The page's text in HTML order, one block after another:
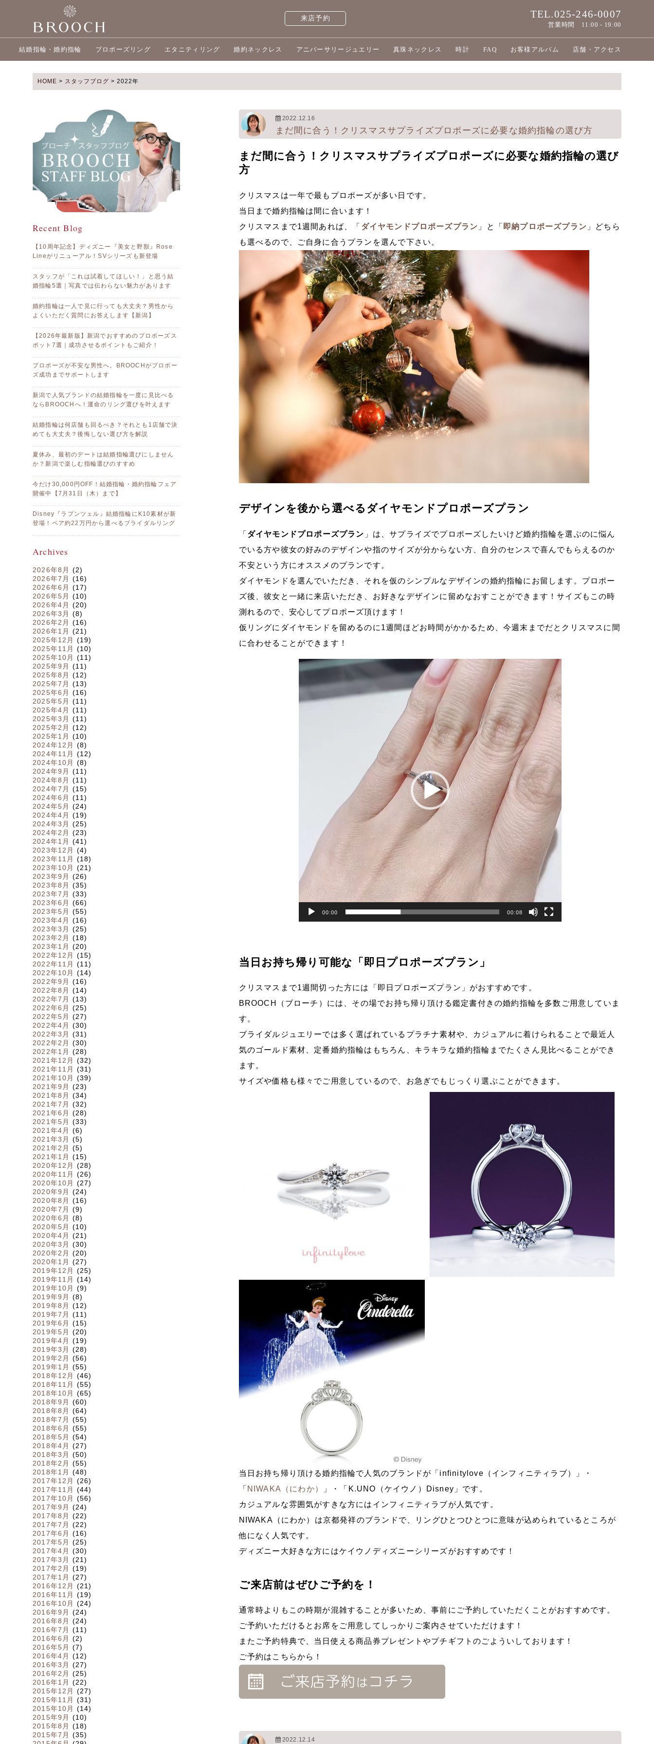
来店予約 TEL.025-246-0007
営業時間 11:00 - 19:00
結婚指輪・婚約指輪 プロポーズリング エタニティリング 婚約ネックレス アニバーサリージュエリー 真珠ネックレス 時計 FAQ お客様アルバム 店舗・アクセス
HOME > スタッフブログ > 2022年
Recent Blog
【10周年記念】ディズニー『美女と野獣』Rose
Lineがリニューアル！SVシリーズも新登場
スタッフが「これは試着してほしい！」と思う結
婚指輪5選｜写真では伝わらない魅力があります
婚約指輪は一人で見に行っても大丈夫？男性から
よくいただく質問にお答えします【新潟】
【2026年最新版】新潟でおすすめのプロポーズス
ポット7選｜成功させるポイントもご紹介！
プロポーズが不安な男性へ。BROOCHがプロポー
ズ成功までサポートします
新潟で人気ブランドの結婚指輪を一度に見比べる
ならBROOCHへ！運命のリング選びを叶えます
結婚指輪は何店舗も回るべき？それとも1店舗で決
めても大丈夫？後悔しない選び方を解説
夏休み、最初のデートは結婚指輪選びにしません
か？新潟で楽しむ指輪選びのすすめ
今だけ30,000円OFF！結婚指輪・婚約指輪フェア
開催中【7月31日（木）まで】
Disney『ラプンツェル』結婚指輪にK10素材が新
登場！ペア約22万円から選べるブライダルリング
Archives
2026年8月
(2)
2026年7月
(16)
2026年6月
(17)
2026年5月
(10)
2026年4月
(20)
2026年3月
(8)
2026年2月
(16)
2026年1月
(21)
2025年12月
(19)
2025年11月
(10)
2025年10月
(11)
2025年9月
(11)
2025年8月
(12)
2025年7月
(13)
2025年6月
(16)
2025年5月
(11)
2025年4月
(11)
2025年3月
(11)
2025年2月
(12)
2025年1月
(10)
2024年12月
(8)
2024年11月
(12)
2024年10月
(8)
2024年9月
(11)
2024年8月
(11)
2024年7月
(15)
2024年6月
(11)
2024年5月
(24)
2024年4月
(19)
2024年3月
(25)
2024年2月
(23)
2024年1月
(41)
2023年12月
(4)
2023年11月
(18)
2023年10月
(21)
2023年9月
(26)
2023年8月
(35)
2023年7月
(33)
2023年6月
(66)
2023年5月
(55)
2023年4月
(16)
2023年3月
(25)
2023年2月
(18)
2023年1月
(20)
2022年12月
(15)
2022年11月
(11)
2022年10月
(14)
2022年9月
(16)
2022年8月
(14)
2022年7月
(13)
2022年6月
(25)
2022年5月
(27)
2022年4月
(30)
2022年3月
(31)
2022年2月
(30)
2022年1月
(28)
2021年12月
(32)
2021年11月
(31)
2021年10月
(39)
2021年9月
(23)
2021年8月
(34)
2021年7月
(32)
2021年6月
(28)
2021年5月
(33)
2021年4月
(6)
2021年3月
(5)
2021年2月
(5)
2021年1月
(15)
2020年12月
(28)
2020年11月
(26)
2020年10月
(27)
2020年9月
(24)
2020年8月
(16)
2020年7月
(9)
2020年6月
(8)
2020年5月
(10)
2020年4月
(21)
2020年3月
(30)
2020年2月
(20)
2020年1月
(27)
2019年12月
(25)
2019年11月
(14)
2019年10月
(9)
2019年9月
(8)
2019年8月
(12)
2019年7月
(11)
2019年6月
(15)
2019年5月
(20)
2019年4月
(19)
2019年3月
(28)
2019年2月
(56)
2019年1月
(55)
2018年12月
(46)
2018年11月
(55)
2018年10月
(65)
2018年9月
(60)
2018年8月
(64)
2018年7月
(55)
2018年6月
(55)
2018年5月
(54)
2018年4月
(27)
2018年3月
(50)
2018年2月
(55)
2018年1月
(48)
2017年12月
(26)
2017年11月
(44)
2017年10月
(56)
2017年9月
(24)
2017年8月
(22)
2017年7月
(22)
2017年6月
(16)
2017年5月
(25)
2017年4月
(30)
2017年3月
(21)
2017年2月
(19)
2017年1月
(27)
2016年12月
(21)
2016年11月
(19)
2016年10月
(24)
2016年9月
(24)
2016年8月
(24)
2016年7月
(11)
2016年6月
(2)
2016年5月
(7)
2016年4月
(12)
2016年3月
(27)
2016年2月
(25)
2016年1月
(22)
2015年12月
(27)
2015年11月
(31)
2015年10月
(14)
2015年9月
(10)
2015年8月
(18)
2015年7月
(35)
2022.12.16
まだ間に合う！クリスマスサプライズプロポーズに必要な婚約指輪の選び方
まだ間に合う！クリスマスサプライズプロポーズに必要な婚約指輪の選び
方
クリスマスは一年で最もプロポーズが多い日です。
当日まで婚約指輪は間に合います！
クリスマスまで1週間あれば、「 ダイヤモンドプロポーズプラン 」と「 即納プロポーズプラン 」どちら
も選べるので、ご自身に合うプランを選んで下さい。
デザインを後から選べるダイヤモンドプロポーズプラン
「 ダイヤモンドプロポーズプラン 」は、サプライズでプロポーズしたいけど婚約指輪を選ぶのに悩ん
でいる方や彼女の好みのデザインや指のサイズが分からない方、自分のセンスで喜んでもらえるのか
不安という方にオススメのプランです。
ダイヤモンドを選んでいただき、それを仮のシンプルなデザインの婚約指輪にお留します。プロポー
ズ後、彼女と一緒に来店いただき、お好きなデザインに留めなおすことができます！サイズもこの時
測れるので、安心してプロポーズ頂けます！
仮リングにダイヤモンドを留めるのに1週間ほどお時間がかかるため、今週末までだとクリスマスに間
に合わせることができます！
動
レ
00:00 00:08
当日お持ち帰り可能な「即日プロポーズプラン」
クリスマスまで1週間切った方には「即日プロポーズプラン」がおすすめです。
BROOCH（ブローチ）には、その場でお持ち帰り頂ける鑑定書付きの婚約指輪を多数ご用意していま
す。
ブライダルジュエリーでは多く選ばれているプラチナ素材や、カジュアルに着けられることで最近人
気のゴールド素材、定番婚約指輪はもちろん、キラキラな婚約指輪までたくさん見比べることができ
ます。
サイズや価格も様々でご用意しているので、お急ぎでもじっくり選ぶことができます。
当日お持ち帰り頂ける婚約指輪で人気のブランドが「infinitylove（インフィニティラブ）」・
「 NIWAKA（にわか）
」・「K.UNO（ケイウノ）Disney」です。
カジュアルな雰囲気がすきな方にはインフィニティラブが人気です。
NIWAKA（にわか）は京都発祥のブランドで、リングひとつひとつに意味が込められているところが
他になく人気です。
ディズニー大好きな方にはケイウノディズニーシリーズがおすすめです！
ご来店前はぜひご予約を！
通常時よりもこの時期が混雑することが多いため、事前にご予約していただくことがおすすめです。
ご予約いただけるとお席をご用意してしっかりご案内させていただけます！
またご予約特典で、当日使える商品券プレゼントやプチギフトのごよういしております！
ご予約はこちらから！
2022.12.14